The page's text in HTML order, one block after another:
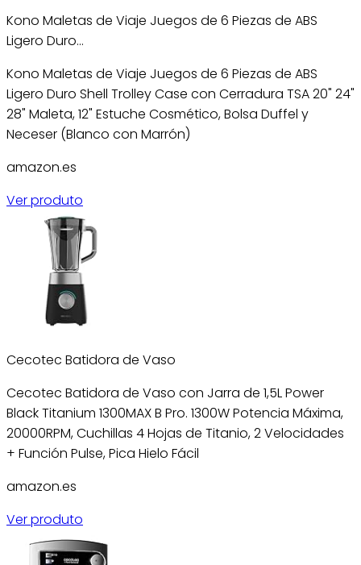
Kono Maletas de Viaje Juegos de 6 Piezas de ABS
Ligero Duro…
Kono Maletas de Viaje Juegos de 6 Piezas de ABS
Ligero Duro Shell Trolley Case con Cerradura TSA 20" 24"
28" Maleta, 12" Estuche Cosmético, Bolsa Duffel y
Neceser (Blanco con Marrón)
amazon.es
Ver produto
Cecotec Batidora de Vaso
Cecotec Batidora de Vaso con Jarra de 1,5L Power
Black Titanium 1300MAX B Pro. 1300W Potencia Máxima,
20000RPM, Cuchillas 4 Hojas de Titanio, 2 Velocidades
+ Función Pulse, Pica Hielo Fácil
amazon.es
Ver produto